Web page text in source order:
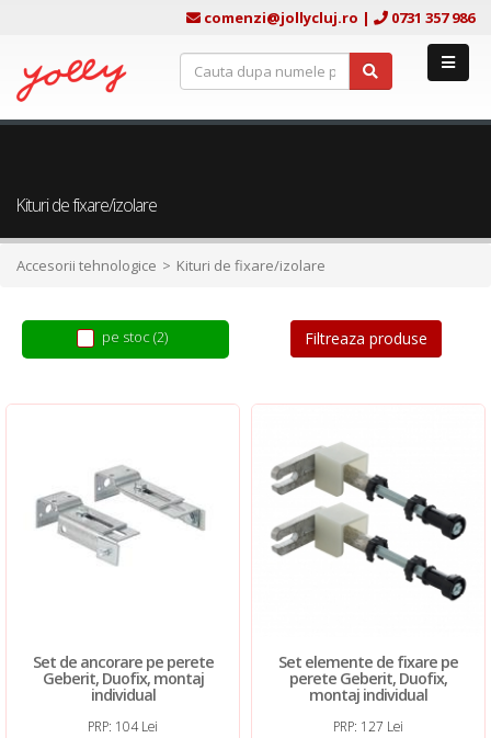
comenzi@jollycluj.ro | 0731 357 986
Kituri de fixare/izolare
Accesorii tehnologice Kituri de fixare/izolare
pe stoc (2) Filtreaza produse
Set de ancorare pe perete
Geberit, Duofix, montaj
individual
PRP: 104 Lei
Set elemente de fixare pe
perete Geberit, Duofix,
montaj individual
PRP: 127 Lei